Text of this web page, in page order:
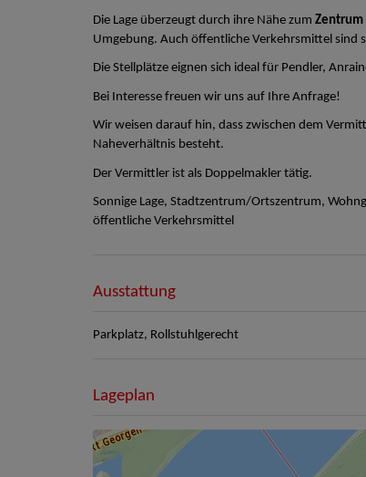
Die Lage überzeugt durch ihre Nähe zum
Umgebung. Auch öffentliche Verkehrsmittel sind
Die Stellplätze eignen sich ideal für Pendler,
Bei Interesse freuen wir uns auf Ihre Anfrage!
Wir weisen darauf hin, dass zwischen dem
Naheverhältnis besteht.
Der Vermittler ist als Doppelmakler tätig.
Sonnige Lage, Stadtzentrum/Ortszentrum,
öffentliche Verkehrsmittel
Ausstattung
Parkplatz Rollstuhlgerecht
Lageplan